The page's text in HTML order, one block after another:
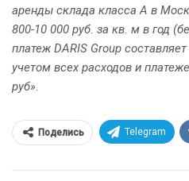
аренды склада класса А в
800-10 000 руб. за кв. м в год
платеж DARIS Group
учетом всех расходов и
руб».
Поделись Telegram